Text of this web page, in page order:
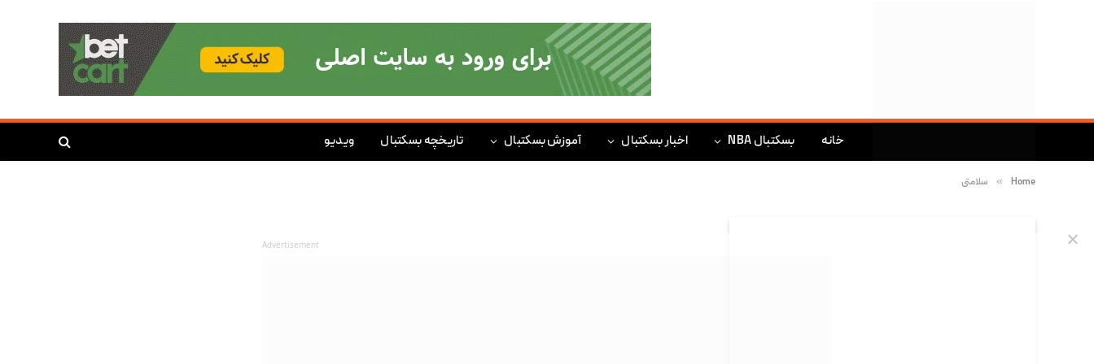
خانه بسکتبال NBA اخبار بسکتبال آموزش بسکتبال تاریخچه بسکتبال ویدیو
Home
» سلامتی
Advertisement